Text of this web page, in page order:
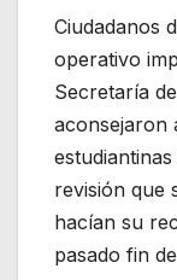
Ciudadanos
operativo
Secretaría
aconsejaron
revisión que
hacían su
pasado fin